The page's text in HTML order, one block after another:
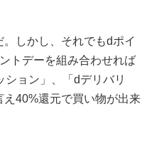
しかし、それでもdポイ
トデーを組み合わせれば
ション」、「dデリバリ
40%還元で買い物が出来